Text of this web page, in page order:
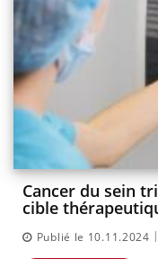
Cancer du sein
cible
Publié le 10.11.2024 |